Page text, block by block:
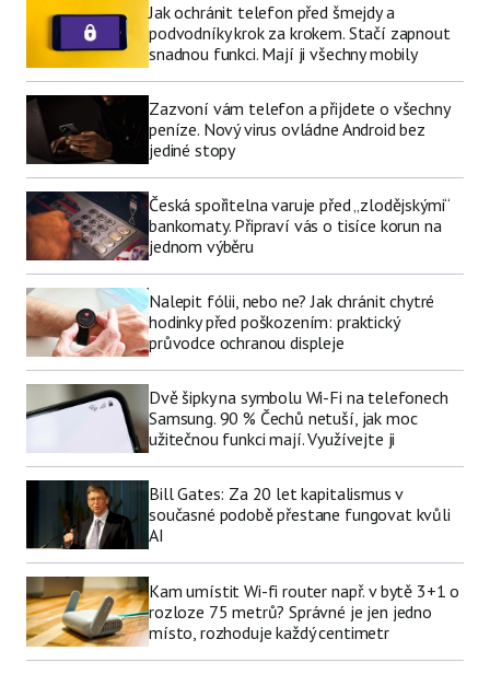
Jak ochránit telefon před šmejdy a
podvodníky krok za krokem. Stačí zapnout
snadnou funkci. Mají ji všechny mobily
Zazvoní vám telefon a přijdete o všechny
peníze. Nový virus ovládne Android bez
jediné stopy
Česká spořitelna varuje před „zlodějskými“
bankomaty. Připraví vás o tisíce korun na
jednom výběru
Nalepit fólii, nebo ne? Jak chránit chytré
hodinky před poškozením: praktický
průvodce ochranou displeje
Dvě šipky na symbolu Wi-Fi na telefonech
Samsung. 90 % Čechů netuší, jak moc
užitečnou funkci mají. Využívejte ji
Bill Gates: Za 20 let kapitalismus v
současné podobě přestane fungovat kvůli
AI
Kam umístit Wi-fi router např. v bytě 3+1 o
rozloze 75 metrů? Správné je jen jedno
místo, rozhoduje každý centimetr